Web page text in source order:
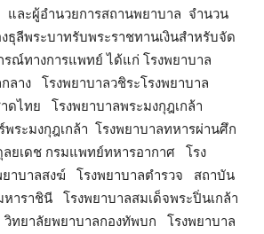
และผู้อำนวยการสถานพยาบาล จำนวน
ธุลีพระบาทรับพระราชทานเงินสำหรับจัด
รณ์ทางการแพทย์ ได้แก่ โรงพยาบาล
ลาง โรงพยาบาลวชิระโรงพยาบาล
ดไทย โรงพยาบาลพระมงกุฎเกล้า
ระมงกุฎเกล้า โรงพยาบาลทหารผ่านศึก
ยเดช กรมแพทย์ทหารอากาศ โรง
ยาบาลสงฆ์ โรงพยาบาลตำรวจ สถาบัน
าราชินี โรงพยาบาลสมเด็จพระปิ่นเกล้า
ทยาลัยพยาบาลกองทัพบก โรงพยาบาล